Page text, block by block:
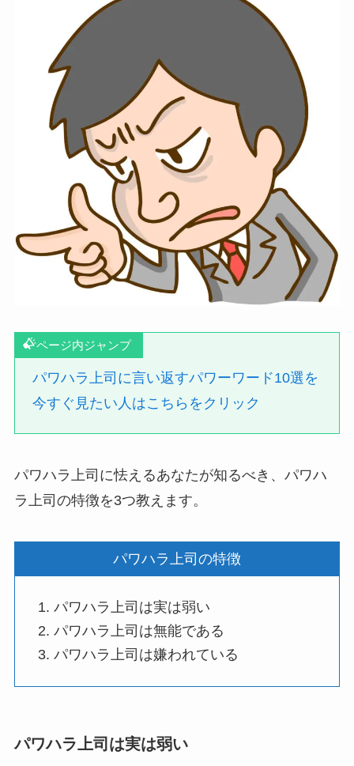
ページ内ジャンプ
パワハラ上司に言い返すパワーワード10選を
今すぐ見たい人はこちらをクリック
パワハラ上司に怯えるあなたが知るべき、パワハ
ラ上司の特徴を3つ教えます。
パワハラ上司の特徴
パワハラ上司は実は弱い
パワハラ上司は無能である
パワハラ上司は嫌われている
パワハラ上司は実は弱い